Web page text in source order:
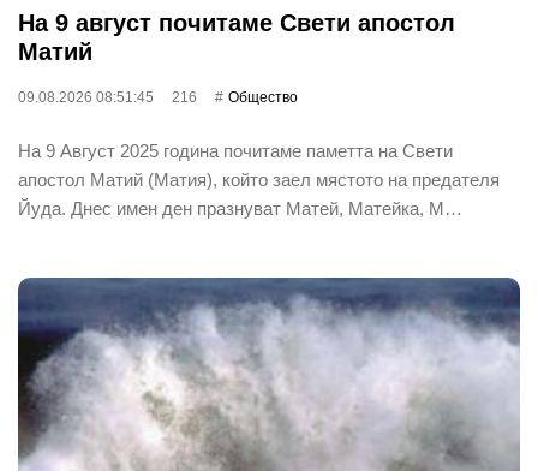
На 9 август почитаме Свети апостол
Матий
09.08.2026 08:51:45 216 Общество
На 9 Август 2025 година почитаме паметта на Свети
апостол Матий (Матия), който заел мястото на предателя
Йуда. Днес имен ден празнуват Матей, Матейка, М…